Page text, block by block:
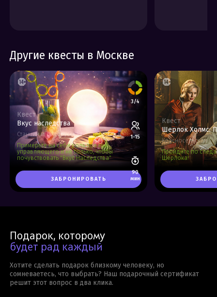
Другие квесты в Москве
Квест
Вкус наследства
Станция м. Белорусская
Примерьте на себя роль повара,
управляющего и не только, чтобы
почувствовать "Вкус Наследства"
ЗАБРОНИРОВАТЬ
3/4
1-15
90
мин
Квест
Шерлок Холмс:
Красносельская
Пройдите по
Шерлока!
Подарок, которому
будет рад каждый
Хотите сделать подарок близкому человеку, но
сомневаетесь, что выбрать? Наш подарочный сертификат
решит этот вопрос в два клика.